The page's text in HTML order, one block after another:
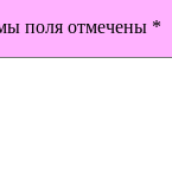
поля отмечены *